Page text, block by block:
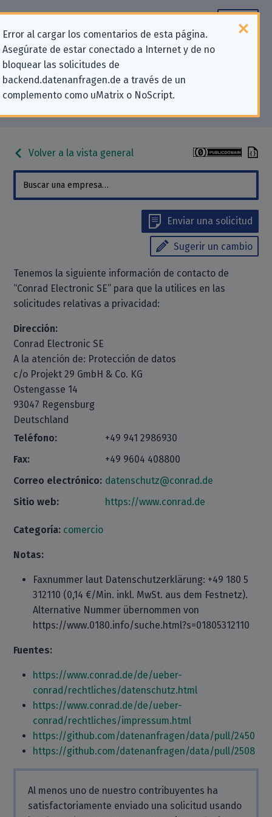
Error al cargar los comentarios de esta página.
Asegúrate de estar conectado a Internet y de no
bloquear las solicitudes de
backend.datenanfragen.de a través de un
complemento como uMatrix o NoScript.
Información de contacto para
solicitudes relativas a la privacidad
para «Conrad Electronic SE»
Volver a la vista general
Enviar una solicitud
Sugerir un cambio
Tenemos la siguiente información de contacto de
“Conrad Electronic SE” para que la utilices en las
solicitudes relativas a privacidad:
Dirección:
Conrad Electronic SE
A la atención de: Protección de datos
c/o Projekt 29 GmbH & Co. KG
Ostengasse 14
93047 Regensburg
Deutschland
Teléfono:
+49 941 2986930
Fax:
+49 9604 408800
Correo electrónico: datenschutz@conrad.de
Sitio web:
https://www.conrad.de
Categoría: comercio
Notas:
Faxnummer laut Datenschutzerklärung: +49 180 5
312110 (0,14 €/Min. inkl. MwSt. aus dem Festnetz).
Alternative Nummer übernommen von
https://www.0180.info/suche.html?s=01805312110
Fuentes:
https://www.conrad.de/de/ueber-
conrad/rechtliches/datenschutz.html
https://www.conrad.de/de/ueber-
conrad/rechtliches/impressum.html
https://github.com/datenanfragen/data/pull/2450
https://github.com/datenanfragen/data/pull/2508
Al menos uno de nuestro contribuyentes ha
satisfactoriamente enviado una solicitud usando